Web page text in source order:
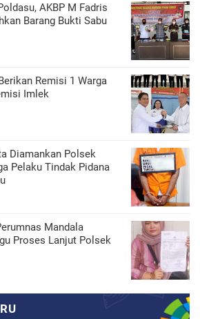
AKBP M Fadris
Barang Bukti Sabu
Remisi 1 Warga
Imlek
Diamankan Polsek
Pelaku Tindak Pidana
Mandala
Proses Lanjut Polsek